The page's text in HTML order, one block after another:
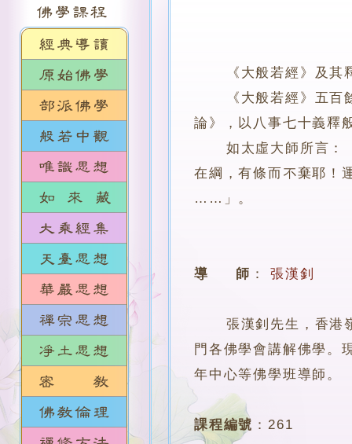
《大般若經》及
《大般若經》五百餘
論》，以八事七十義釋
如太虛大師所言：「
在綱，有條而不棄耶！
……」。
導 師 ： 張漢釗
張漢釗先生，香港嶺
門各佛學會講解佛學。
年中心等佛學班導師。
課程編號 ：261